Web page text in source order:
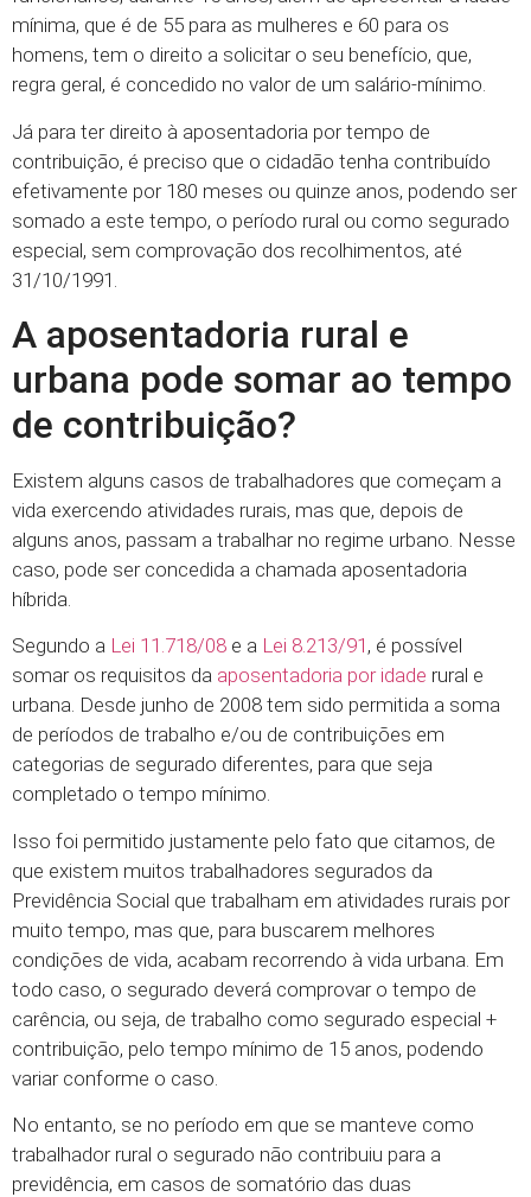
mínima, que é de 55 para as mulheres e 60 para os
homens, tem o direito a solicitar o seu benefício, que,
regra geral, é concedido no valor de um salário-mínimo.
Já para ter direito à aposentadoria por tempo de
contribuição, é preciso que o cidadão tenha contribuído
efetivamente por 180 meses ou quinze anos, podendo ser
somado a este tempo, o período rural ou como segurado
especial, sem comprovação dos recolhimentos, até
31/10/1991.
A aposentadoria rural e
urbana pode somar ao tempo
de contribuição?
Existem alguns casos de trabalhadores que começam a
vida exercendo atividades rurais, mas que, depois de
alguns anos, passam a trabalhar no regime urbano. Nesse
caso, pode ser concedida a chamada aposentadoria
híbrida.
Segundo a Lei 11.718/08 e a Lei 8.213/91 , é possível
somar os requisitos da aposentadoria por idade rural e
urbana. Desde junho de 2008 tem sido permitida a soma
de períodos de trabalho e/ou de contribuições em
categorias de segurado diferentes, para que seja
completado o tempo mínimo.
Isso foi permitido justamente pelo fato que citamos, de
que existem muitos trabalhadores segurados da
Previdência Social que trabalham em atividades rurais por
muito tempo, mas que, para buscarem melhores
condições de vida, acabam recorrendo à vida urbana. Em
todo caso, o segurado deverá comprovar o tempo de
carência, ou seja, de trabalho como segurado especial +
contribuição, pelo tempo mínimo de 15 anos, podendo
variar conforme o caso.
No entanto, se no período em que se manteve como
trabalhador rural o segurado não contribuiu para a
previdência, em casos de somatório das duas